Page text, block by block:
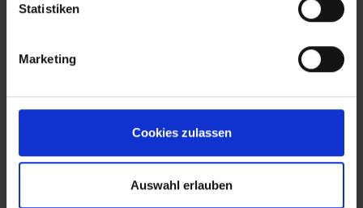
Statistiken
Marketing
Cookies zulassen
Auswahl erlauben